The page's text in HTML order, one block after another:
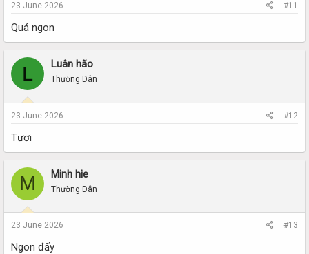
23 June 2026 #11
Quá ngon
L Luân hão
Thường Dân
23 June 2026 #12
Tươi
M Minh hie
Thường Dân
23 June 2026 #13
Ngon đấy